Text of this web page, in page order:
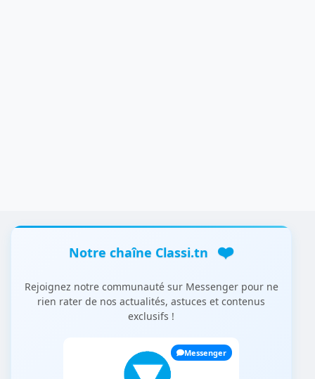
Notre chaîne Classi.tn ❤️
Rejoignez notre communauté sur Messenger pour ne
rien rater de nos actualités, astuces et contenus
exclusifs !
Messenger